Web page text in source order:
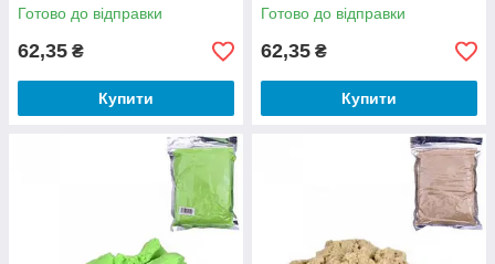
Готово до відправки
62,35 ₴
Купити
Готово до відправки
62,35 ₴
Купити